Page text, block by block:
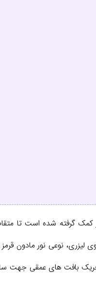
کمک گرفته شده است تا
۱۴۷۰ نانومتر استفاده می‌کند. این
بافت های عمقی